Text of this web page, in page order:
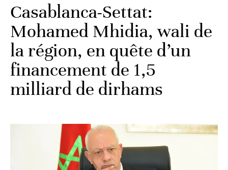
Casablanca-Settat:
Mohamed Mhidia, wali de
la région, en quête d’un
financement de 1,5
milliard de dirhams